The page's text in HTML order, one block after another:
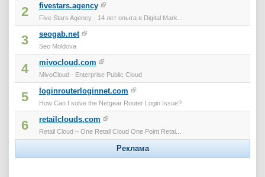
2 fivestars.agency
Five Stars Agency - 14 лет опыта в Digital Mark...
3 seogab.net
Seo Moldova
4 mivocloud.com
MivoCloud - Enterprise Public Cloud
5 loginrouterloginnet.com
How Can I solve the Netgear Router Login Issue?
6 retailclouds.com
Retail Cloud – One Retail Cloud One Point Retai...
Реклама